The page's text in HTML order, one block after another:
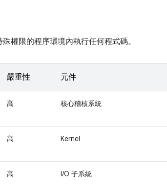
權限的程序環境內執行任何程式碼。
嚴重性 元件
高 核心稽核系統
高 Kernel
高 I/O 子系統